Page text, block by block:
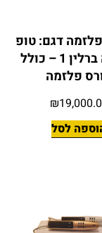
דגם: טופ
פלזמה ברלין 1 – כולל
פלזמה
₪
לסל